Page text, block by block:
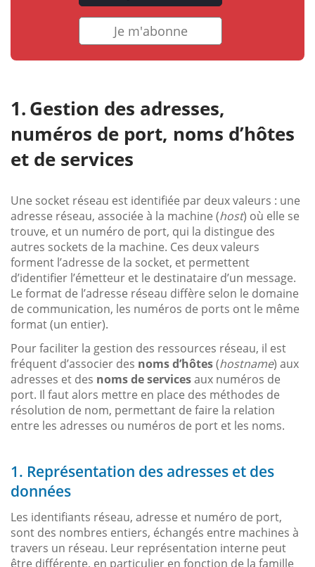
Je m'abonne
Gestion des adresses,
numéros de port, noms d’hôtes
et de services
Une socket réseau est identifiée par deux valeurs : une
adresse réseau, associée à la machine (host) où elle se
trouve, et un numéro de port, qui la distingue des
autres sockets de la machine. Ces deux valeurs
forment l’adresse de la socket, et permettent
d’identifier l’émetteur et le destinataire d’un message.
Le format de l’adresse réseau diffère selon le domaine
de communication, les numéros de ports ont le même
format (un entier).
Pour faciliter la gestion des ressources réseau, il est
fréquent d’associer des noms d’hôtes(hostname) aux
adresses et des noms de servicesaux numéros de
port. Il faut alors mettre en place des méthodes de
résolution de nom, permettant de faire la relation
entre les adresses ou numéros de port et les noms.
1. Représentation des adresses et des
données
Les identifiants réseau, adresse et numéro de port,
sont des nombres entiers, échangés entre machines à
travers un réseau. Leur représentation interne peut
être différente, en particulier en fonction de la famille